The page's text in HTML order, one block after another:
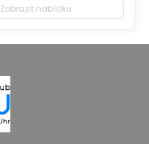
Zobrazit nabídku